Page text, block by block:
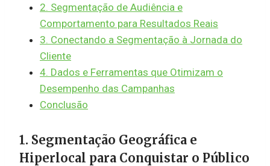
2. Segmentação de Audiência e
Comportamento para Resultados Reais
3. Conectando a Segmentação à Jornada do
Cliente
4. Dados e Ferramentas que Otimizam o
Desempenho das Campanhas
Conclusão
1. Segmentação Geográfica e
Hiperlocal para Conquistar o Público